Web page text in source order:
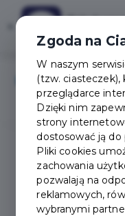
Szybciej,
Zgoda na
W naszym
(tzw. ciasteczek),
przeglądarce
Dzięki nim
strony
dostosować ją
Pliki cookies
zachowania
pozwalają na
reklamowych,
wybranymi